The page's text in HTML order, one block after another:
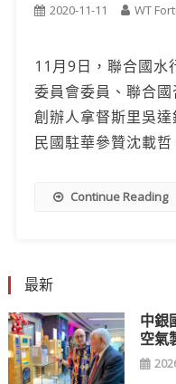
2020-11-11 WT
11月9日，聯合國水
委員會委員、聯合
創辦人拿督斯里吳
民國駐華參贊沈載
Continue Reading
最新
中銀
空氣